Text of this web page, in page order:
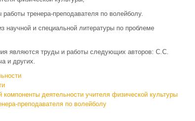
тренера-преподавателя по волейболу.
научной и специальной литературы по проблеме
являются труды и работы следующих авторов: С.С.
и других.
компоненты деятельности учителя физической культуры
преподавателя по волейболу